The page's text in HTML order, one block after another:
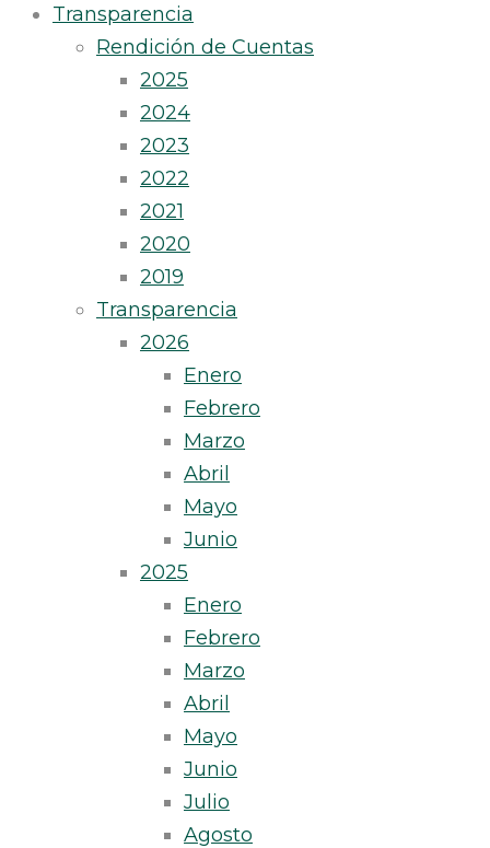
Transparencia
Rendición de Cuentas
2025
2024
2023
2022
2021
2020
2019
Transparencia
2026
Enero
Febrero
Marzo
Abril
Mayo
Junio
2025
Enero
Febrero
Marzo
Abril
Mayo
Junio
Julio
Agosto